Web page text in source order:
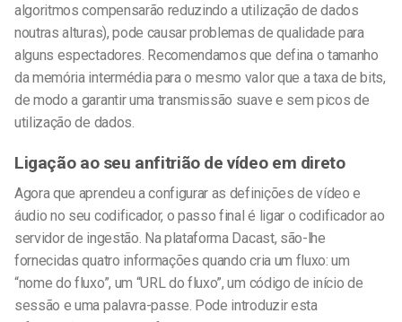
algoritmos compensarão reduzindo a utilização de dados
noutras alturas), pode causar problemas de qualidade para
alguns espectadores. Recomendamos que defina o tamanho
da memória intermédia para o mesmo valor que a taxa de bits,
de modo a garantir uma transmissão suave e sem picos de
utilização de dados.
Ligação ao seu anfitrião de vídeo em direto
Agora que aprendeu a configurar as definições de vídeo e
áudio no seu codificador, o passo final é ligar o codificador ao
servidor de ingestão. Na plataforma Dacast, são-lhe
fornecidas quatro informações quando cria um fluxo: um
“nome do fluxo”, um “URL do fluxo”, um código de início de
sessão e uma palavra-passe. Pode introduzir esta